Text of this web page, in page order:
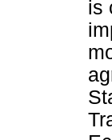
is